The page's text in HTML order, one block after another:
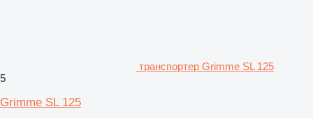
транспортер Grimme SL 125
5
Grimme SL 125